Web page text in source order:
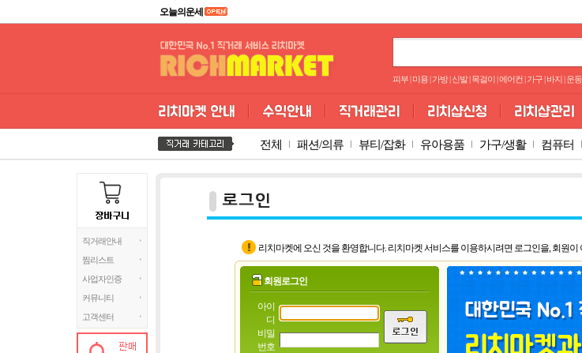
오늘의운세
피부 미용 가방 신발 목걸이 에어컨 가구 바지 운동
전체 패션/의류 뷰티/잡화 유아용품 가구/생활 컴퓨터
직거래안내
찜리스트
사업자인증
커뮤니티
고객센터
리치마켓에 오신 것을 환영합니다. 리치마켓 서비스를 이용하시려면 로그인을, 회원
회원로그인
아이
디
비밀
번호